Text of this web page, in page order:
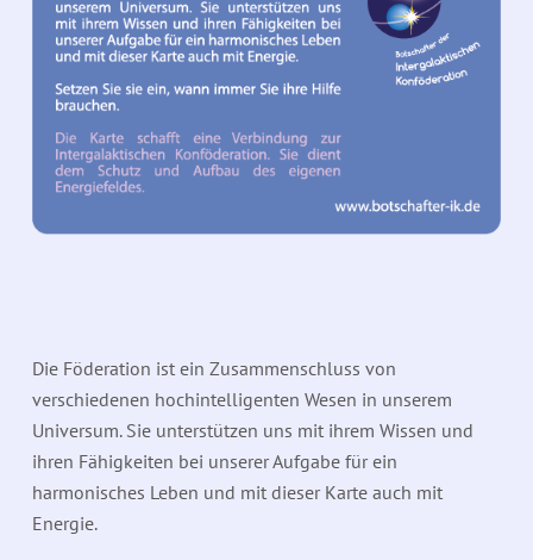
Die Föderation ist ein Zusammenschluss von
verschiedenen hochintelligenten Wesen in unserem
Universum. Sie unterstützen uns mit ihrem Wissen und
ihren Fähigkeiten bei unserer Aufgabe für ein
harmonisches Leben und mit dieser Karte auch mit
Energie.